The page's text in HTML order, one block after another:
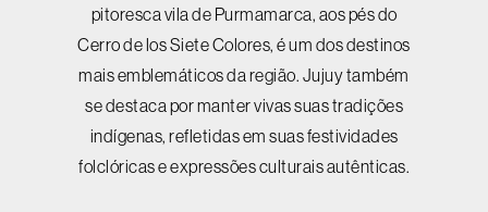
pitoresca vila de Purmamarca, aos pés do
Cerro de los Siete Colores, é um dos destinos
mais emblemáticos da região. Jujuy também
se destaca por manter vivas suas tradições
indígenas, refletidas em suas festividades
folclóricas e expressões culturais autênticas.